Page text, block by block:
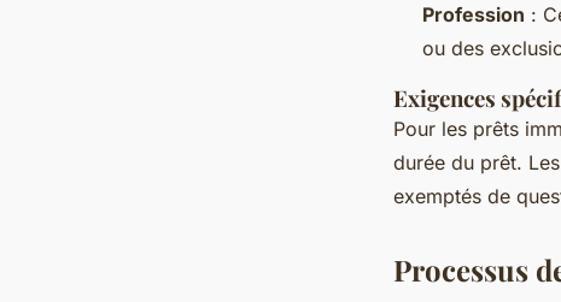
Profession :
ou des
Exigences
Pour les prêts
durée du prêt.
exemptés de
Processus